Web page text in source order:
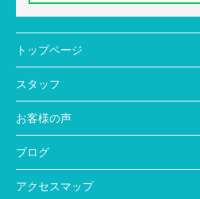
トップページ
スタッフ
お客様の声
ブログ
アクセスマップ